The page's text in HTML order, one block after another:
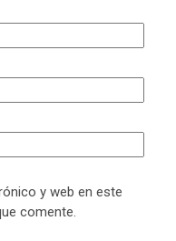
y web en este
comente.